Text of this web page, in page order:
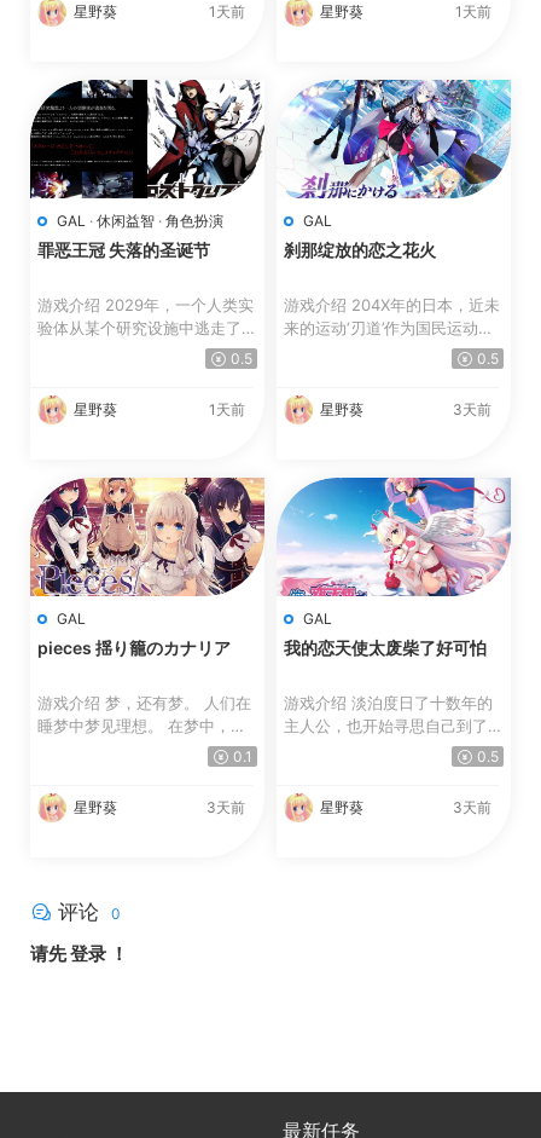
星野葵 1天前 星野葵 1天前
GAL · 休闲益智 · 角色扮演
罪恶王冠 失落的圣诞节
游戏介绍 2029年，一个人类实
验体从某个研究设施中逃走了。
0.5
星野葵 1天前
GAL
刹那绽放的恋之花火
游戏介绍 204X年的日本，近未
来的运动‘刃道’作为国民运动充
0.5
星野葵 3天前
GAL
pieces 揺り籠のカナリア
游戏介绍 梦，还有梦。 人们在
睡梦中梦见理想。 在梦中，愿
0.1
星野葵 3天前
GAL
我的恋天使太废柴了好可怕
游戏介绍 淡泊度日了十数年的
主人公，也开始寻思自己到了该
0.5
星野葵 3天前
评论 0
请先登录 ！
最新任务